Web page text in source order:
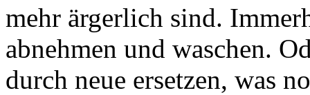
mehr ärgerlich sind.
abnehmen und waschen.
durch neue ersetzen, was